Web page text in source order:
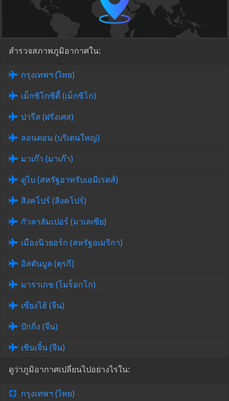
สำรวจสภาพภูมิอากาศใน:
กรุงเทพฯ (ไทย)
เม็กซิโกซิตี้ (เม็กซิโก)
ปารีส (ฝรั่งเศส)
ลอนดอน (บริเตนใหญ่)
มาเก๊า (มาเก๊า)
ดูไบ (สหรัฐอาหรับเอมิเรตส์)
สิงคโปร์ (สิงคโปร์)
กัวลาลัมเปอร์ (มาเลเซีย)
เมืองนิวยอร์ก (สหรัฐอเมริกา)
อิสตันบูล (ตุรกี)
มาราเกช (โมร็อกโก)
เซี่ยงไฮ้ (จีน)
ปักกิ่ง (จีน)
เซินเจิ้น (จีน)
ดูว่าภูมิอากาศเปลี่ยนไปอย่างไรใน:
กรุงเทพฯ (ไทย)